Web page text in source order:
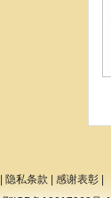
隐私条款 感谢表彰